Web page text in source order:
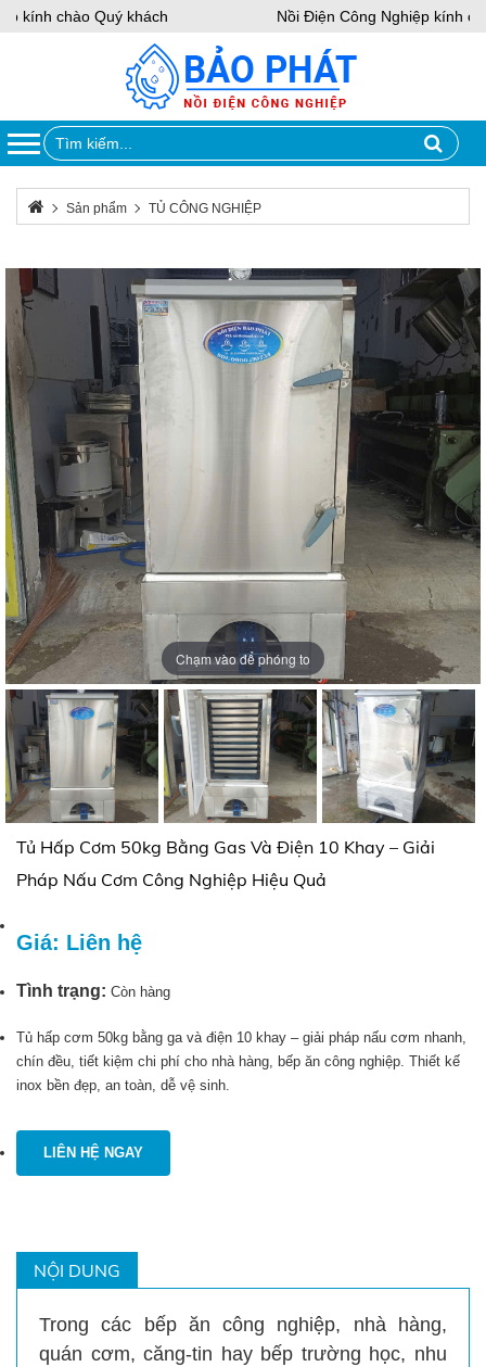
chào Quý khách Nồi Điện Công Nghiệp kính
Sản phẩm TỦ CÔNG NGHIỆP
Công Nghiệp Hiệu Quả
Chạm vào để phóng to
Chạm vào để phóng to
Chạm vào để phóng to
Tủ Hấp Cơm 50kg Bằng Gas Và Điện 10 Khay – Giải
Pháp Nấu Cơm Công Nghiệp Hiệu Quả
Giá: Liên hệ
Tình trạng: Còn hàng
Tủ hấp cơm 50kg bằng ga và điện 10 khay – giải pháp nấu cơm nhanh,
chín đều, tiết kiệm chi phí cho nhà hàng, bếp ăn công nghiệp. Thiết kế
inox bền đẹp, an toàn, dễ vệ sinh.
LIÊN HỆ NGAY
NỘI DUNG
Trong các bếp ăn công nghiệp, nhà hàng,
quán cơm, căng-tin hay bếp trường học, nhu